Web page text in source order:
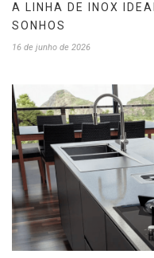
A LINHA DE INOX
SONHOS
16 de junho de 2026